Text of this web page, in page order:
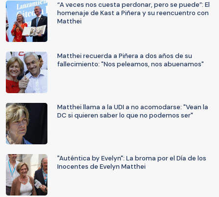
“A veces nos cuesta perdonar, pero se puede”: El
homenaje de Kast a Piñera y su reencuentro con
Matthei
Matthei recuerda a Piñera a dos años de su
fallecimiento: "Nos peleamos, nos abuenamos"
Matthei llama a la UDI a no acomodarse: "Vean la
DC si quieren saber lo que no podemos ser"
"Auténtica by Evelyn": La broma por el Día de los
Inocentes de Evelyn Matthei